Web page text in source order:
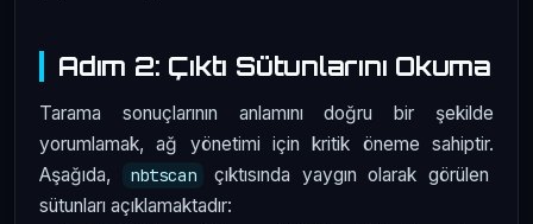
Adım 2: Çıktı Sütunlarını Okuma
Tarama sonuçlarının anlamını doğru bir şekilde
yorumlamak, ağ yönetimi için kritik öneme sahiptir.
Aşağıda,
nbtscan
çıktısında yaygın olarak görülen
sütunları açıklamaktadır: